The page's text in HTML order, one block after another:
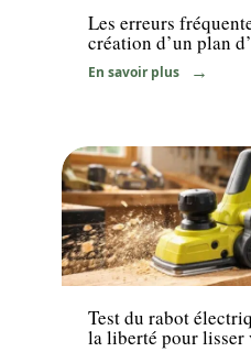
Les erreurs
création d’un plan
En savoir plus
Equipement
Test du rabot
la liberté pour lisser